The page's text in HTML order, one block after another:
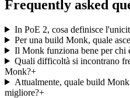
Frequently asked
In PoE 2, cosa definisce
Per una build Monk, quale
Il Monk funziona bene per chi
Quali difficoltà si incontrano
Monk?+
Attualmente, quale build
migliore?+